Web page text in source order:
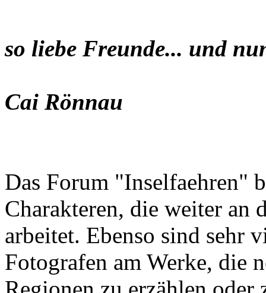
so liebe Freunde... und
Cai Rönnau
Das Forum "Inselfaehren"
Charakteren, die weiter an
arbeitet. Ebenso sind sehr
Fotografen am Werke, die